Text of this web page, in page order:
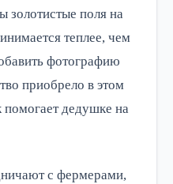
золотистые поля на
теплее, чем
фотографию
приобрело в этом
помогает дедушке на
с фермерами,